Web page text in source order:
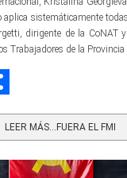
sistemáticamente
dirigente de la CoNAT y
Trabajadores de la Provincia
LEER MÁS…FUERA EL FMI